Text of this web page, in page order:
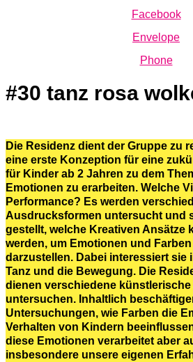
Facebook
Envelope
Phone
#30 tanz rosa
Die Residenz dient der Gruppe zu
eine erste Konzeption für eine
für Kinder ab 2 Jahren zu dem
Emotionen zu erarbeiten. Welche
Performance? Es werden
Ausdrucksformen untersucht und
gestellt, welche Kreativen Ansätze
werden, um Emotionen und
darzustellen. Dabei interessiert sie
Tanz und die Bewegung. Die
dienen verschiedene
untersuchen. Inhaltlich
Untersuchungen, wie Farben die
Verhalten von Kindern
diese Emotionen verarbeitet aber
insbesondere unsere eigenen